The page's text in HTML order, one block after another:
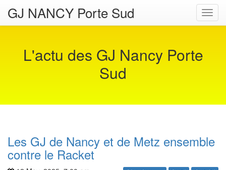
GJ NANCY Porte Sud
L'actu des GJ Nancy Porte
Sud
Les GJ de Nancy et de Metz ensemble
contre le Racket